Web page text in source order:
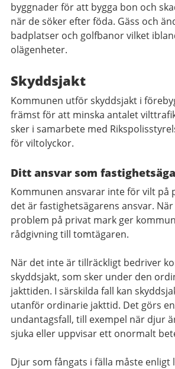
byggnader för att bygga bon och
när de söker efter föda. Gäss och
badplatser och golfbanor vilket
olägenheter.
Skyddsjakt
Kommunen utför skyddsjakt i
främst för att minska antalet
sker i samarbete med
för viltolyckor.
Ditt ansvar som
Kommunen ansvarar inte för vilt på
det är fastighetsägarens ansvar.
problem på privat mark ger
rådgivning till tomtägaren.
När det inte är tillräckligt bedriver
skyddsjakt, som sker under den
jakttiden. I särskilda fall kan
utanför ordinarie jakttid. Det görs
undantagsfall, till exempel när djur
sjuka eller uppvisar ett onormalt
Djur som fångats i fälla måste enligt